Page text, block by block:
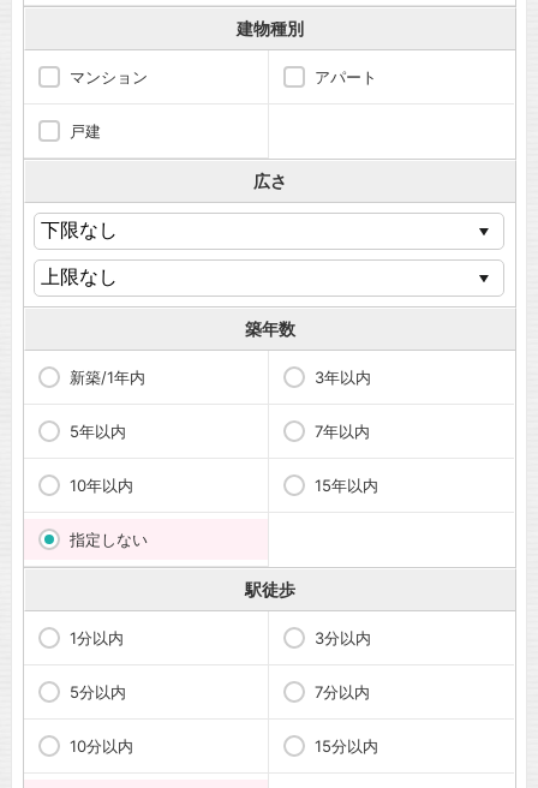
建物種別
マンション アパート
戸建
広さ
築年数
新築/1年内 3年以内
5年以内 7年以内
10年以内 15年以内
指定しない
駅徒歩
1分以内 3分以内
5分以内 7分以内
10分以内 15分以内